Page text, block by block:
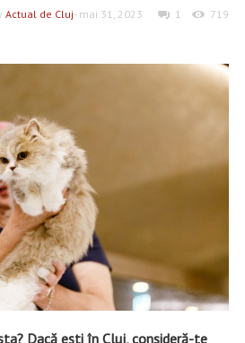
Actual de Cluj- mai 31, 2023 1 719
Dacă ești în Cluj, consideră-te